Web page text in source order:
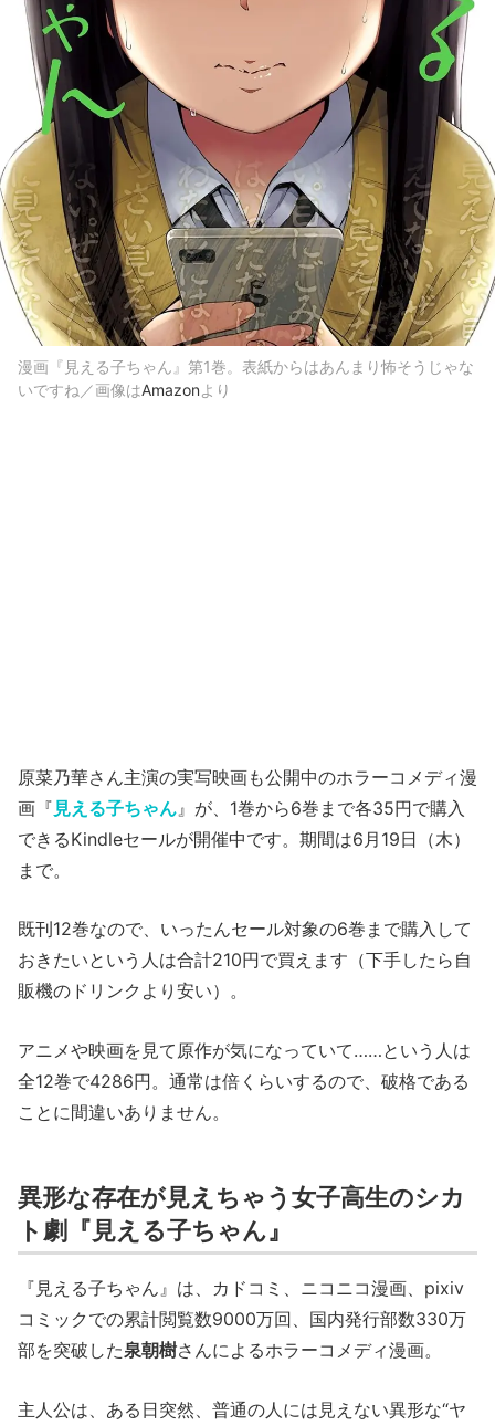
漫画『見える子ちゃん』第1巻。表紙からはあんまり怖そうじゃな
いですね／画像はAmazonより
原菜乃華さん主演の実写映画も公開中のホラーコメディ漫
画『 見える子ちゃん 』が、1巻から6巻まで各35円で購入
できるKindleセールが開催中です。期間は6月19日（木）
まで。
既刊12巻なので、いったんセール対象の6巻まで購入して
おきたいという人は合計210円で買えます（下手したら自
販機のドリンクより安い）。
アニメや映画を見て原作が気になっていて……という人は
全12巻で4286円。通常は倍くらいするので、破格である
ことに間違いありません。
異形な存在が見えちゃう女子高生のシカ
ト劇『見える子ちゃん』
『見える子ちゃん』は、カドコミ、ニコニコ漫画、pixiv
コミックでの累計閲覧数9000万回、国内発行部数330万
部を突破した泉朝樹さんによるホラーコメディ漫画。
主人公は、ある日突然、普通の人には見えない異形な“ヤ